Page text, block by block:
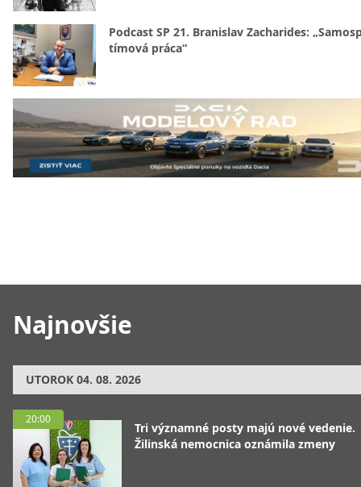
Najnovšie
UTOROK 04. 08. 2026
20:00
Tri významné posty majú nové vedenie.
Žilinská nemocnica oznámila zmeny
Podcast SP 21. Branislav Zacharides:
tímová práca“